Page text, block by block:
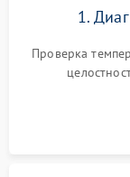
1.
Проверка
считывание